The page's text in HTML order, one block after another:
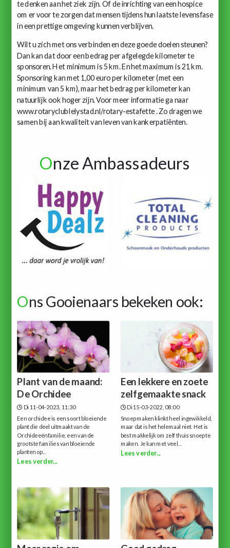
te denken aan het ziek zijn. Of de inrichting van een hospice
om er voor te zorgen dat mensen tijdens hun laatste levensfase
in een prettige omgeving kunnen verblijven.
Wilt u zich met ons verbinden en deze goede doelen steunen?
Dan kan dat door een bedrag per afgelegde kilometer te
sponsoren. Het minimum is 5 km. En het maximum is 21 km.
Sponsoring kan met 1,00 euro per kilometer (met een
minimum van 5 km), maar het bedrag per kilometer kan
natuurlijk ook hoger zijn. Voor meer informatie ga naar
www.rotaryclublelystad.nl/rotary-estafette . Zo dragen we
samen bij aan kwaliteit van leven van kankerpatiënten.
Onze Ambassadeurs
Ons Gooienaars bekeken ook:
Plant van de maand:
De Orchidee
Di 11-04-2023, 11:30
Een orchidee is een soort bloeiende
plant die deel uitmaakt van de
Orchideeënfamilie, een van de
grootste families van bloeiende
planten op...
Lees verder...
Een lekkere en zoete
zelfgemaakte snack
Di 15-03-2022, 08:00
Snoep maken klinkt heel ingewikkeld,
maar dat is het helemaal niet. Het is
best makkelijk om zelf thuis snoep te
maken. Je kan met veel...
Lees verder...